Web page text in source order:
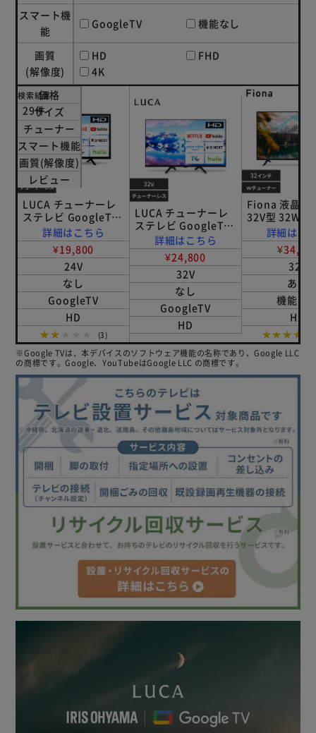
※Dolby、ドルビー、Dolby Audio、およびダブルD記号
は、アメリカ合衆国とまたはその他の国におけるドルビーラ
ボラトリーズの商標または登録商標です。
【4Kチューナー対応】
緻密で豊かな色彩をすぐに体感。
テレビのみでBS／CS4K放送が視聴できます。
※BS・CS放送が受信できる環境が必要です。
※受信環境により、アンテナ等の交換が必要になる場合があ
ります。
【HDR対応】
より自然な美しい映像を実現。
肉眼で感じることができるリアルさを追及。
明暗の表現力が上がり、より繊細な色彩表現が可能に。
【VAパネル搭載】
高コントラストで深みのある映像。
黒さの再現性が高く、コントラストとメリハリのきいた映像
を楽しめる。
【直下型LEDバックライト】
より色鮮やかに、美しく。
LED画面全体を明るく照らし、鮮やかでメリハリのある印象
に。
【Chromecast built-in（TM）】
スマホ、タブレットやノートパソコンから瞬時にテレビへ。
Chromecast built-in（TM）を使えば、お気に入りの映画
や番組、アプリ、ゲームなどをテレビに直接キャストできま
す。
【Wチューナーで裏番組を録画】
Wチューナー搭載により、リアルタイムの番組を視聴しなが
ら「地デジ・BS／CS」の裏番組録画が可能に。
見たいドラマや映画が重なっても安心。
※録画には外付けHDD（別売り）が必要です。
【声でテレビの操作をもっと便利に】
索・再生、調べ物やテレビの操作が声で手早くできます。
Googleが大画面であなたの毎日をお手伝い。
スマート機
能
GoogleTV 機能なし
画質
(解像度)
HD
FHD
4K
価格
サイズ
チューナー
スマート機能
画質(解像度)
レビュー
LUCA チューナーレ
ステレビ GoogleTV
搭載 24V型 LTL-
24WG-F1 ブラック
詳細はこちら
¥19,800
24V
なし
GoogleTV
HD
★★★★★
(3)
LUCA チューナーレ
ステレビ GoogleTV
搭載 32V型 LTL-
32WG-F1 ブラック
詳細はこちら
¥24,800
32V
なし
GoogleTV
HD
Fiona 液晶テ
32V型
詳細はこ
32V
あり
機能な
HD
★★★★★
検索結果
29件
※Google TVは、本デバイスのソフトウェア機能の名称であり、Google LLC
の商標です。Google、YouTubeはGoogle LLC の商標です。